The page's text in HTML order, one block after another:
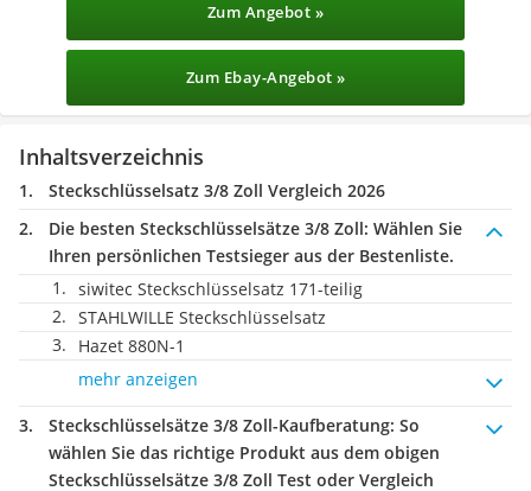
Zum Angebot »
Zum Ebay-Angebot »
Inhaltsverzeichnis
Steckschlüsselsatz 3/8 Zoll Vergleich 2026
Die besten Steckschlüsselsätze 3/8 Zoll: Wählen Sie
Ihren persönlichen Testsieger aus der Bestenliste.
siwitec Steckschlüsselsatz 171-teilig
STAHLWILLE Steckschlüsselsatz
Hazet 880N-1
mehr anzeigen
Steckschlüsselsätze 3/8 Zoll-Kaufberatung: So
wählen Sie das richtige Produkt aus dem obigen
Steckschlüsselsätze 3/8 Zoll Test oder Vergleich